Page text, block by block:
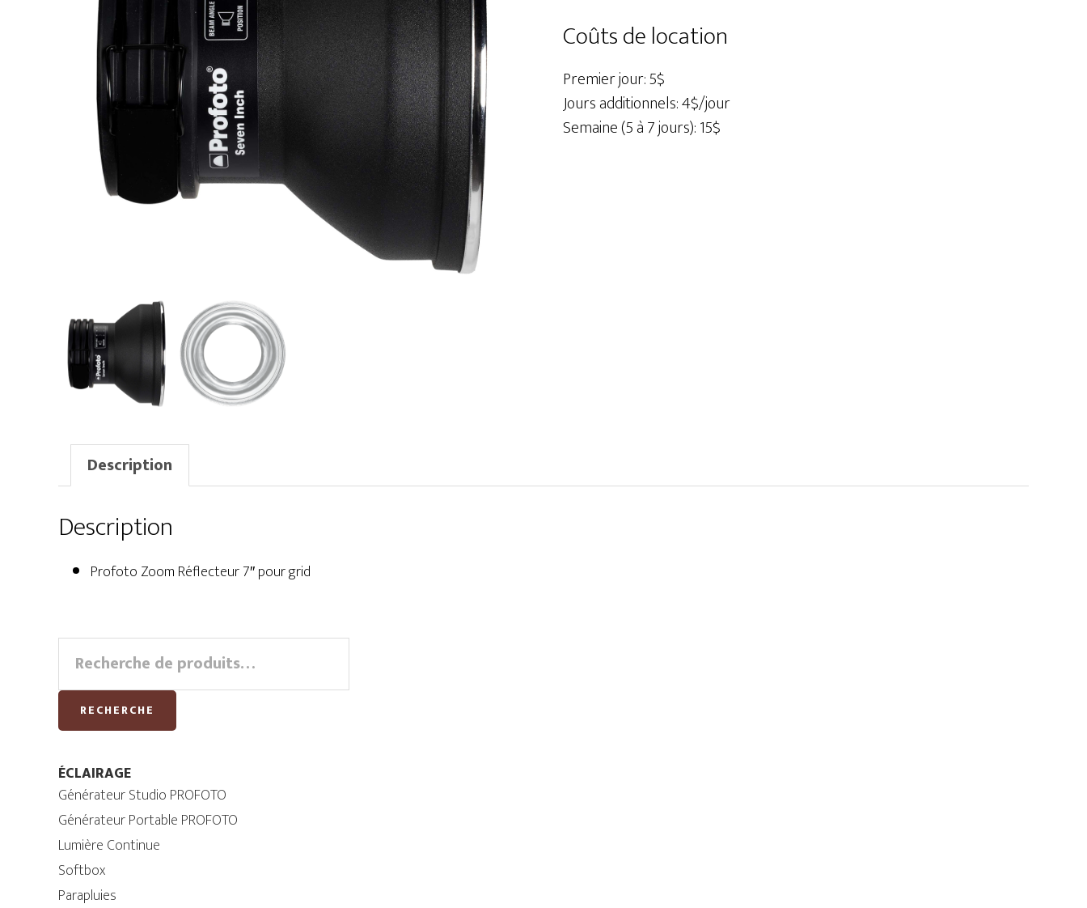
Zoom
7"
pour
grid
Coûts de location
Premier jour: 5$
Jours additionnels: 4$/jour
Semaine (5 à 7 jours): 15$
Description
Description
Profoto Zoom Réflecteur 7″ pour grid
Primary
Sidebar
Recherche
pour :
RECHERCHE
ÉCLAIRAGE
Générateur Studio PROFOTO
Générateur Portable PROFOTO
Lumière Continue
Softbox
Parapluies